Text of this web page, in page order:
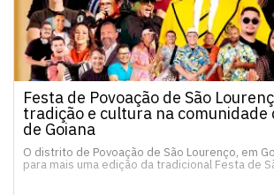
Festa de Povoação de São
tradição e cultura na comunidade
de Goiana
O distrito de Povoação de São Lourenço, em
para mais uma edição da tradicional Festa de